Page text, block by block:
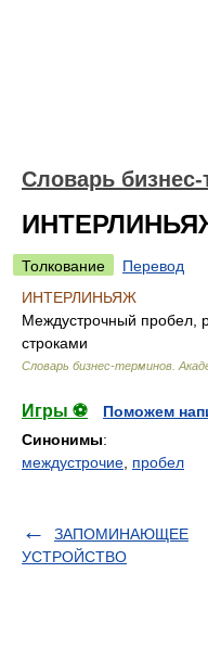
Словарь
Толкование
Перевод
ИНТЕРЛИНЬЯЖ
Междустрочный пробел,
строками
Словарь бизнес-терминов.
Игры ⚽
Поможем
Синонимы:
междустрочие пробел
ЗАПОМИНАЮЩЕЕ
УСТРОЙСТВО